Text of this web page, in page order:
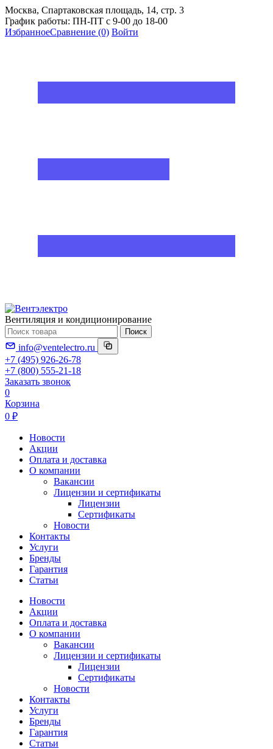
Москва, Спартаковская площадь, 14, стр. 3
График работы: ПН-ПТ с 9-00 до 18-00
ИзбранноеСравнение (0) Войти
Вентиляция и кондиционирование
Поиск
info@ventelectro.ru
+7 (495) 926-26-78
+7 (800) 555-21-18
Заказать звонок
0
Корзина
0 ₽
Новости
Акции
Оплата и доставка
О компании
Вакансии
Лицензии и сертификаты
Лицензии
Сертификаты
Новости
Контакты
Услуги
Бренды
Гарантия
Статьи
Новости
Акции
Оплата и доставка
О компании
Вакансии
Лицензии и сертификаты
Лицензии
Сертификаты
Новости
Контакты
Услуги
Бренды
Гарантия
Статьи